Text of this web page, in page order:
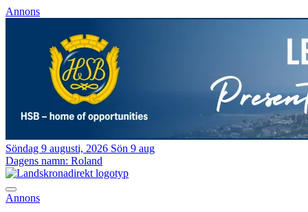
Annons
Söndag 9 augusti, 2026 Sön 9 aug
Dagens namn: Roland
Annons